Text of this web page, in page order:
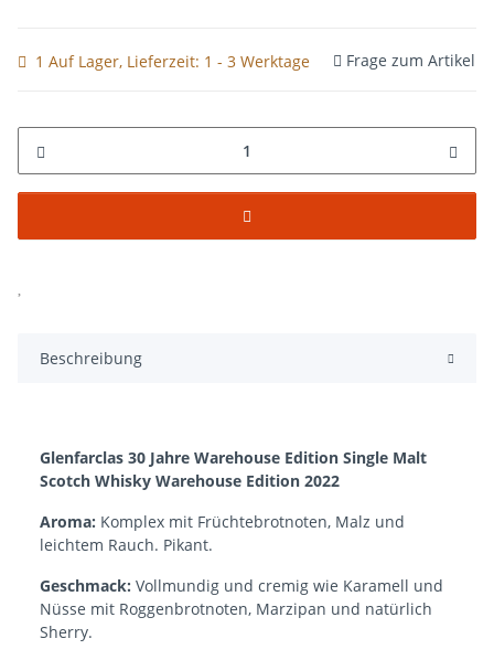
1 Auf Lager, Lieferzeit: 1 - 3 Werktage Frage zum Artikel
Beschreibung
Glenfarclas 30 Jahre Warehouse Edition Single Malt
Scotch Whisky Warehouse Edition 2022
Aroma: Komplex mit Früchtebrotnoten, Malz und
leichtem Rauch. Pikant.
Geschmack: Vollmundig und cremig wie Karamell und
Nüsse mit Roggenbrotnoten, Marzipan und natürlich
Sherry.